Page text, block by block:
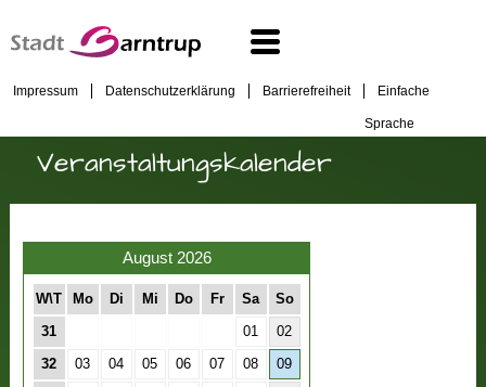
Impressum Datenschutzerklärung Barrierefreiheit Einfache
Sprache
Veranstaltungskalender
August 2026
W\T Mo Di Mi Do Fr Sa So
31 01 02
32 03 04 05 06 07 08 09